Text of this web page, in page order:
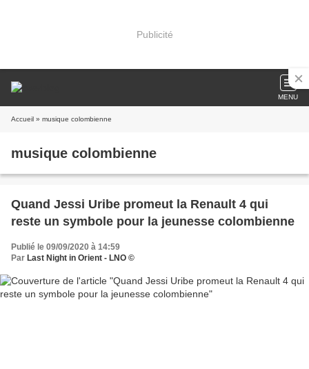
Publicité
MENU
Accueil » musique colombienne
musique colombienne
Quand Jessi Uribe promeut la Renault 4 qui
reste un symbole pour la jeunesse colombienne
Publié le 09/09/2020 à 14:59
Par Last Night in Orient - LNO ©